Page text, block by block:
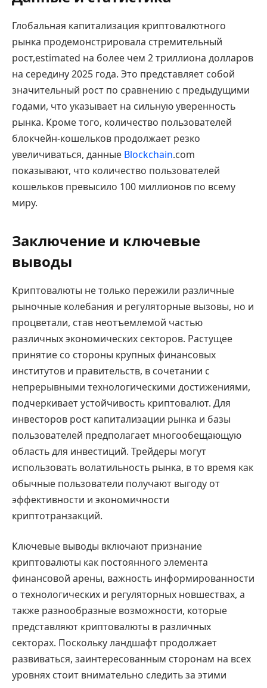
Глобальная капитализация криптовалютного
рынка продемонстрировала стремительный
рост,estimated на более чем 2 триллиона долларов
на середину 2025 года. Это представляет собой
значительный рост по сравнению с предыдущими
годами, что указывает на сильную уверенность
рынка. Кроме того, количество пользователей
блокчейн-кошельков продолжает резко
увеличиваться, данные Blockchain.com
показывают, что количество пользователей
кошельков превысило 100 миллионов по всему
миру.
Заключение и ключевые
выводы
Криптовалюты не только пережили различные
рыночные колебания и регуляторные вызовы, но и
процветали, став неотъемлемой частью
различных экономических секторов. Растущее
принятие со стороны крупных финансовых
институтов и правительств, в сочетании с
непрерывными технологическими достижениями,
подчеркивает устойчивость криптовалют. Для
инвесторов рост капитализации рынка и базы
пользователей предполагает многообещающую
область для инвестиций. Трейдеры могут
использовать волатильность рынка, в то время как
обычные пользователи получают выгоду от
эффективности и экономичности
криптотранзакций.
Ключевые выводы включают признание
криптовалюты как постоянного элемента
финансовой арены, важность информированности
о технологических и регуляторных новшествах, а
также разнообразные возможности, которые
представляют криптовалюты в различных
секторах. Поскольку ландшафт продолжает
развиваться, заинтересованным сторонам на всех
уровнях стоит внимательно следить за этими